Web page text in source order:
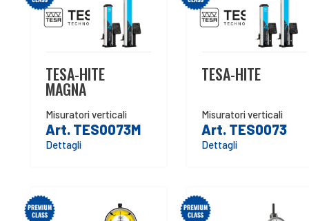
TESA-HITE
MAGNA
Misuratori verticali
Art. TES0073M
Dettagli
TESA-HITE
Misuratori verticali
Art. TES0073
Dettagli